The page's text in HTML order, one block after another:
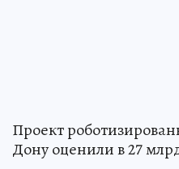
Проект
Дону оценили в 27